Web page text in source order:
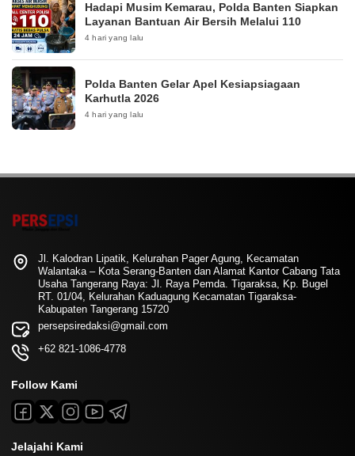
Hadapi Musim Kemarau, Polda Banten Siapkan
Layanan Bantuan Air Bersih Melalui 110
4 hari yang lalu
Polda Banten Gelar Apel Kesiapsiagaan
Karhutla 2026
4 hari yang lalu
Jl. Kalodran Lipatik, Kelurahan Pager Agung, Kecamatan
Walantaka – Kota Serang-Banten dan Alamat Kantor Cabang Tata
Usaha Tangerang Raya: Jl. Raya Pemda. Tigaraksa, Kp. Bugel
RT. 01/04, Kelurahan Kaduagung Kecamatan Tigaraksa-
Kabupaten Tangerang 15720
persepsiredaksi@gmail.com
+62 821-1086-4778
Follow Kami
Jelajahi Kami